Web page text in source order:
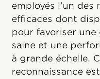
employés l'un des
efficaces dont
pour favoriser
saine et une
à grande échelle.
reconnaissance